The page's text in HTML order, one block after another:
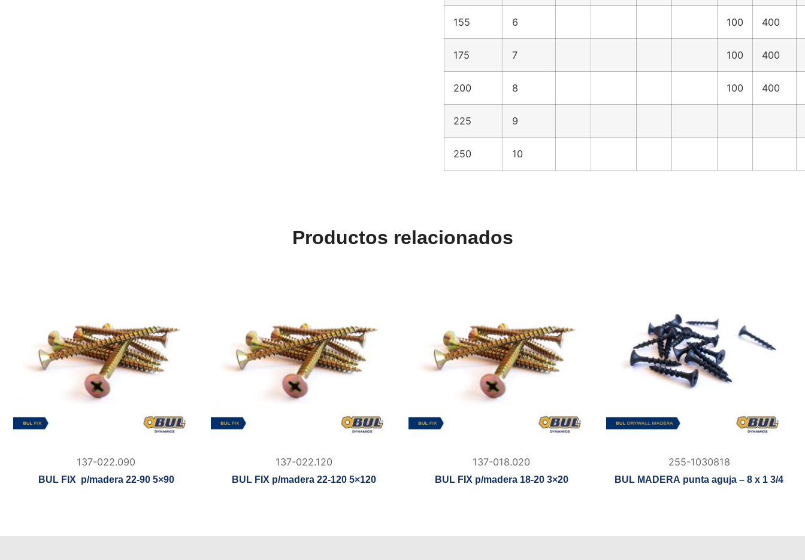
155 6 100 400
175 7 100 400
200 8 100 400
225 9
250 10
Productos relacionados
137-022.090
BUL FIX p/madera 22-90 5×90
137-022.120
BUL FIX p/madera 22-120 5×120
137-018.020
BUL FIX p/madera 18-20 3×20
255-1030818
BUL MADERA punta aguja – 8 x 1 3/4